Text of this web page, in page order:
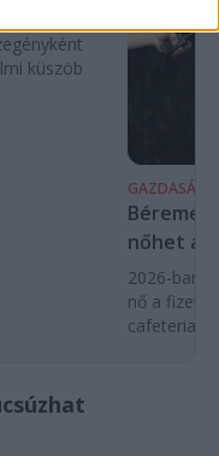
küszöb
GAZDASÁG
nőhet a
2026-ban
nő a
cafeteria